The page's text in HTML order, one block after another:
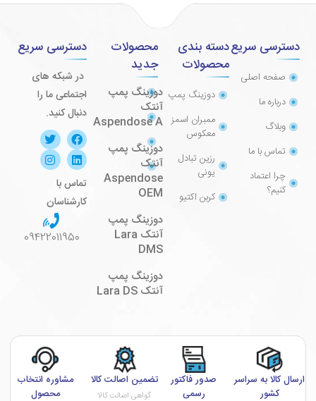
دسترسی سریع
صفحه اصلی
درباره ما
وبلاگ
تماس با ما
چرا اعتماد
کنیم؟
دسته بندی
محصولات
دوزینگ پمپ
ممبران اسمز
معکوس
رزین تبادل
یونی
کربن اکتیو
محصولات
جدید
دوزینگ پمپ
آنتک
Aspendose A
دوزینگ پمپ
آنتک
Aspendose
OEM
دوزینگ پمپ
آنتک Lara
DMS
دوزینگ پمپ
آنتک Lara DS
دسترسی سریع
در شبکه های
اجتماعی ما را
دنبال کنید.
تماس با
کارشناسان
09422011950
ارسال کالا به سراسر
کشور
صدور فاکتور
رسمی
تضمین اصالت کالا
گواهی اصالت کالا
مشاوره انتخاب
محصول